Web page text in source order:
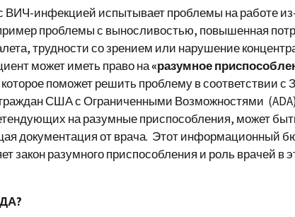
ВИЧ-инфекцией испытывает проблемы на работе
проблемы с выносливостью, повышенная
трудности со зрением или нарушение
может иметь право на«разумное
поможет решить проблему в соответствии с
США с Ограниченными Возможностями
на разумные приспособления, может
документация от врача. Этот информационный
закон разумного приспособления и роль врачей в